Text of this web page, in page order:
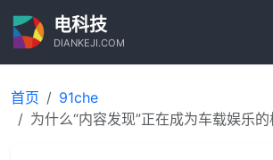
电科技
DIANKEJI.COM
首页
91che
为什么“内容发现”正在成为车载娱乐的